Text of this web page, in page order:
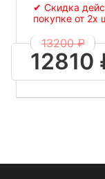
✔ Скидка
покупке от 2х
13200 ₽
12810